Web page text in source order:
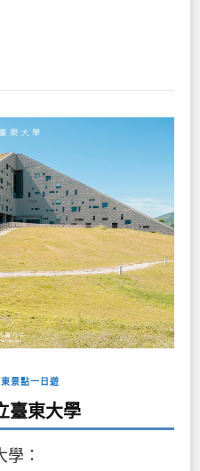
景點一日遊
臺東大學
學：